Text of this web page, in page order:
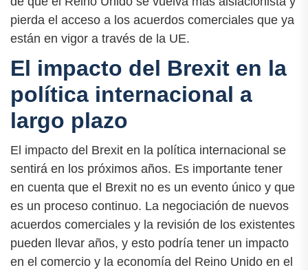
pierda el acceso a los acuerdos comerciales que ya
están en vigor a través de la UE.
El impacto del Brexit en la
política internacional a
largo plazo
El impacto del Brexit en la política internacional se
sentirá en los próximos años. Es importante tener
en cuenta que el Brexit no es un evento único y que
es un proceso continuo. La negociación de nuevos
acuerdos comerciales y la revisión de los existentes
pueden llevar años, y esto podría tener un impacto
en el comercio y la economía del Reino Unido en el